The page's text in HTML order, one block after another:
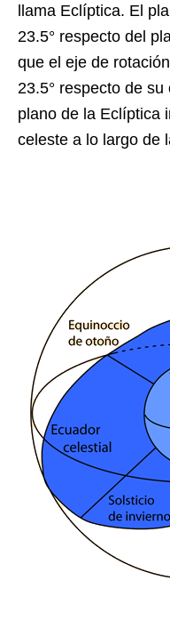
llama Eclíptica. El
23.5° respecto del
que el eje de
23.5° respecto de
plano de la Eclíptica
celeste a lo largo de